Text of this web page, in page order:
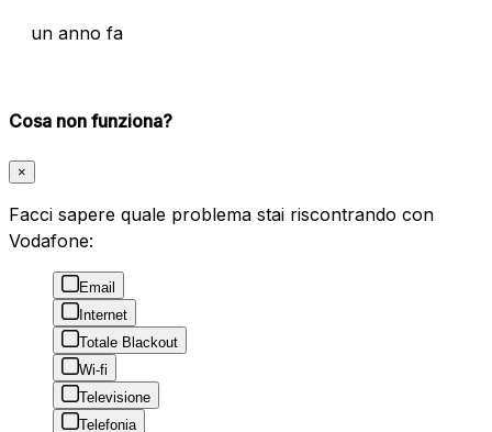
un anno fa
Cosa non funziona?
×
Facci sapere quale problema stai riscontrando con
Vodafone:
Email
Internet
Totale Blackout
Wi-fi
Televisione
Telefonia